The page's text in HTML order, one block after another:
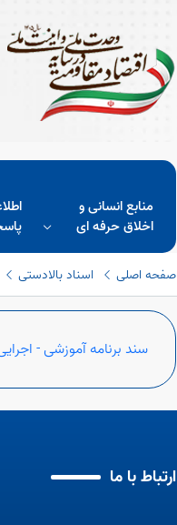
منابع انسانی و
اخلاق حرفه ای
صفحه اصلی اسناد بالادستی
سند برنامه آموزشی - اجرایی سال ۱۴۰۴ سازمان آموزش
ارتباط با ما